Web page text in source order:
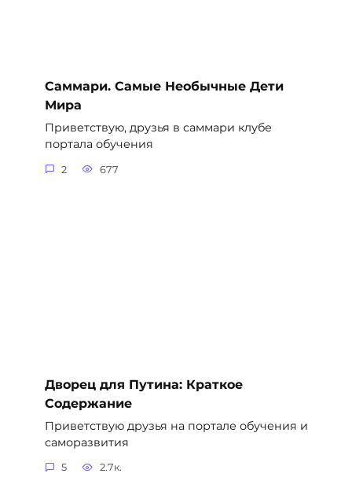
Саммари. Самые Необычные Дети
Мира
Приветствую, друзья в саммари клубе
портала обучения
2 677
Дворец для Путина: Краткое
Содержание
Приветствую друзья на портале обучения и
саморазвития
5 2.7к.